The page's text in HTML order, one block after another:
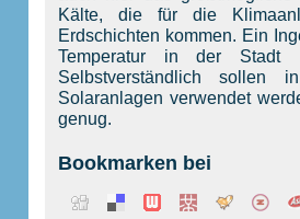
Kälte, die für die
Erdschichten kommen. Ein
Temperatur in der
Selbstverständlich sollen
Solaranlagen verwendet
genug.
Bookmarken bei